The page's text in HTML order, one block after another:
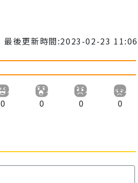
最後更新時間:2023-02-23 11:06
0 0 0 0